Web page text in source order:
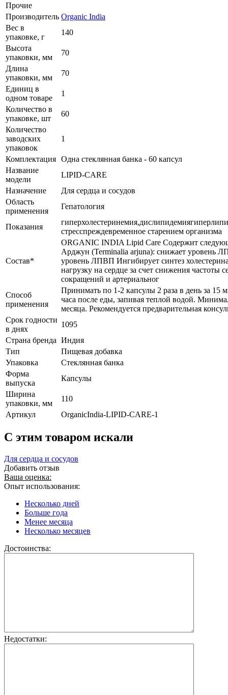
Прочие
Производитель Organic India
Вес в
упаковке, г
140
Высота
упаковки, мм
70
Длина
упаковки, мм
70
Единиц в
одном товаре
1
Количество в
упаковке, шт
60
Количество
заводских
упаковок
1
Комплектация Одна стеклянная банка - 60 капсул
Название
модели
LIPID-CARE
Назначение
Для сердца и сосудов
Область
применения
Гепатология
Показания
стресспреждевременное старением организма
Состав*
ORGANIC INDIA Lipid Care Содержит
Арджун (Terminalia arjuna): снижает уровень
уровень ЛПВП Ингибирует синтез
нагрузку на сердце за счет снижения частоты
сокращений и артериальног
Способ
применения
Принимать по 1-2 капсулы 2 раза в день за 15
часа после еды, запивая теплой водой.
месяца. Рекомендуется предварительная
Срок годности
в днях
1095
Страна бренда Индия
Тип
Пищевая добавка
Упаковка
Стеклянная банка
Форма
выпуска
Капсулы
Ширина
упаковки, мм
110
Артикул
OrganicIndia-LIPID-CARE-1
C этим товаром искали
Для сердца и сосудов
Добавить отзыв
Ваша оценка:
Опыт использования:
Несколько дней
Больше года
Менее месяца
Несколько месяцев
Достоинства:
Недостатки: